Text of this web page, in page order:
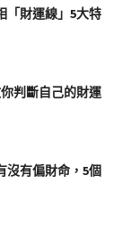
「財運線」5大特
判斷自己的財運
沒有偏財命，5個